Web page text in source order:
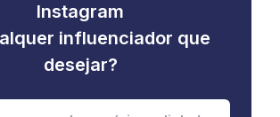
Instagram
influenciador que
desejar?